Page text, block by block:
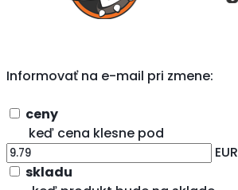
Informovať na e-mail pri zmene:
ceny
keď cena klesne pod
EUR
skladu